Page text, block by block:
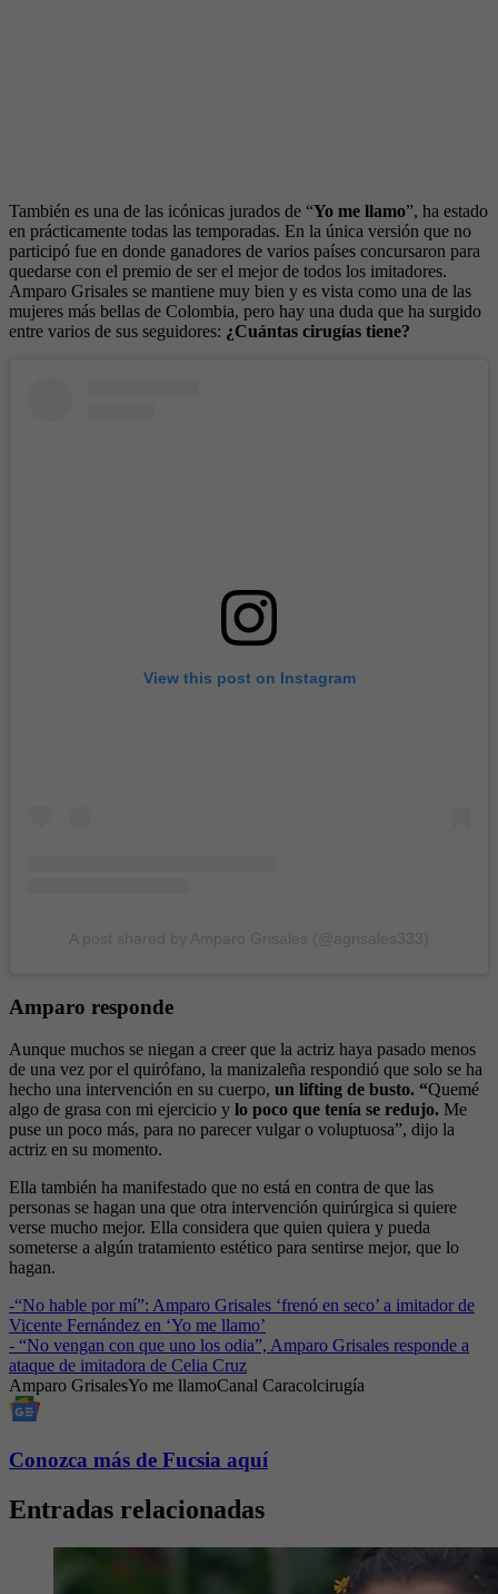
También es una de las icónicas jurados de “Yo me llamo”, ha estado
en prácticamente todas las temporadas. En la única versión que no
participó fue en donde ganadores de varios países concursaron para
quedarse con el premio de ser el mejor de todos los imitadores.
Amparo Grisales se mantiene muy bien y es vista como una de las
mujeres más bellas de Colombia, pero hay una duda que ha surgido
entre varios de sus seguidores: ¿Cuántas cirugías tiene?
View this post on Instagram
Amparo responde
Aunque muchos se niegan a creer que la actriz haya pasado menos
de una vez por el quirófano, la manizaleña respondió que solo se ha
hecho una intervención en su cuerpo, un lifting de busto. “Quemé
algo de grasa con mi ejercicio y lo poco que tenía se redujo. Me
puse un poco más, para no parecer vulgar o voluptuosa”, dijo la
actriz en su momento.
Ella también ha manifestado que no está en contra de que las
personas se hagan una que otra intervención quirúrgica si quiere
verse mucho mejor. Ella considera que quien quiera y pueda
someterse a algún tratamiento estético para sentirse mejor, que lo
hagan.
-“No hable por mí”: Amparo Grisales ‘frenó en seco’ a imitador de
Vicente Fernández en ‘Yo me llamo’
- “No vengan con que uno los odia”, Amparo Grisales responde a
ataque de imitadora de Celia Cruz
Amparo GrisalesYo me llamoCanal Caracolcirugía
Conozca más de Fucsia aquí
Entradas relacionadas